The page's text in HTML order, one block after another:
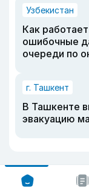
Узбекистан
Как
ошибочные
очереди по
г. Ташкент
В Ташкенте
эвакуацию